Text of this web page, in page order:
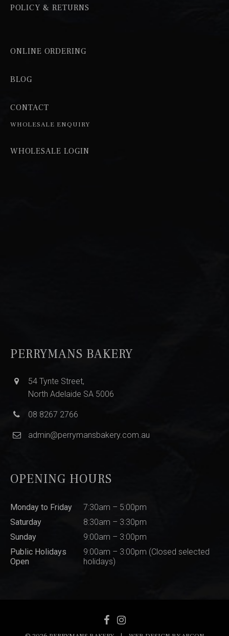
POLICY & RETURNS
ONLINE ORDERING
BLOG
CONTACT
WHOLESALE ENQUIRY
WHOLESALE LOGIN
PERRYMANS BAKERY
54 Tynte Street,
North Adelaide SA 5006
08 8267 2766
admin@perrymansbakery.com.au
OPENING HOURS
Monday to Friday
7:30am – 5:00pm
Saturday
8:30am – 3:30pm
Sunday
9:00am – 3:00pm
Public Holidays
Open
9:00am – 3:00pm (Closed selected
holidays)